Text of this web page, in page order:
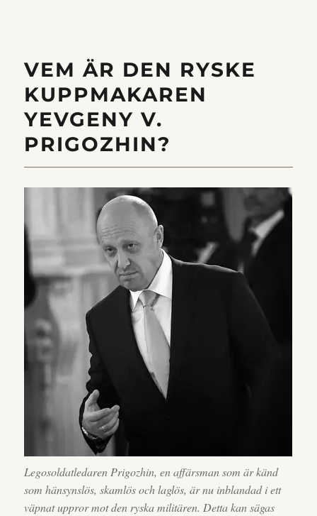
VEM ÄR DEN RYSKE
KUPPMAKAREN
YEVGENY V.
PRIGOZHIN?
Legosoldatledaren Prigozhin, en affärsman som är känd
som hänsynslös, skamlös och laglös, är nu inblandad i ett
väpnat uppror mot den ryska militären. Detta kan sägas